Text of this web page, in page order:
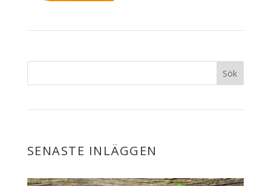
SENASTE INLÄGGEN